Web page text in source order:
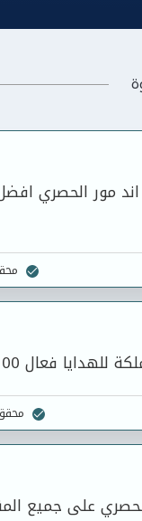
مور الحصري
فعال 100%
على جميع